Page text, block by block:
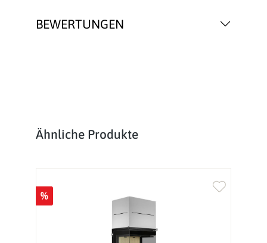
BEWERTUNGEN
Produktgalerie überspringen
Ähnliche Produkte
%